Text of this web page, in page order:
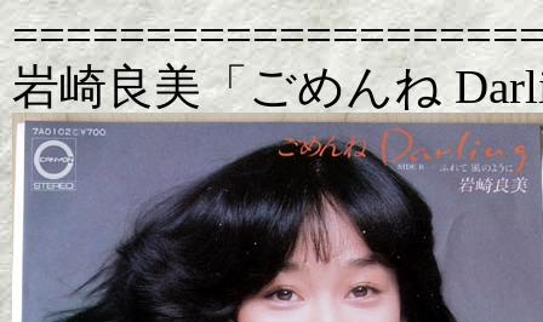
岩崎良美「ごめんね